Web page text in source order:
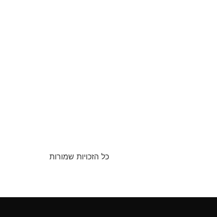
כל הזכויות שמורות